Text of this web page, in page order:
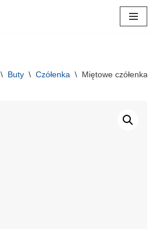
\ Buty \ Czółenka \ Miętowe czółenka